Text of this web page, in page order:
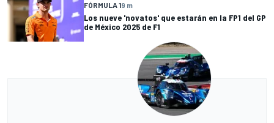
FÓRMULA 19 m
Los nueve 'novatos' que estarán en la FP1 del GP
de México 2025 de F1